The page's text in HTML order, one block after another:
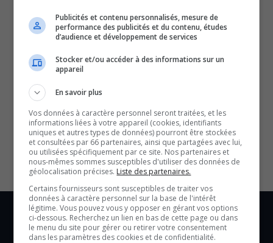
SOUTENIR NOS MÉDIAS, C’EST PROTÉGER NOTRE
CULTURE ET NOTRE ÉCONOMIE
Publicités et contenu personnalisés, mesure de
performance des publicités et du contenu, études
d’audience et développement de services
Stocker et/ou accéder à des informations sur un
appareil
En savoir plus
Vos données à caractère personnel seront traitées, et les
informations liées à votre appareil (cookies, identifiants
uniques et autres types de données) pourront être stockées
et consultées par 66 partenaires, ainsi que partagées avec lui,
ou utilisées spécifiquement par ce site. Nos partenaires et
nous-mêmes sommes susceptibles d'utiliser des données de
géolocalisation précises. Liste des partenaires.
Certains fournisseurs sont susceptibles de traiter vos
données à caractère personnel sur la base de l'intérêt
légitime. Vous pouvez vous y opposer en gérant vos options
ci-dessous. Recherchez un lien en bas de cette page ou dans
le menu du site pour gérer ou retirer votre consentement
dans les paramètres des cookies et de confidentialité.